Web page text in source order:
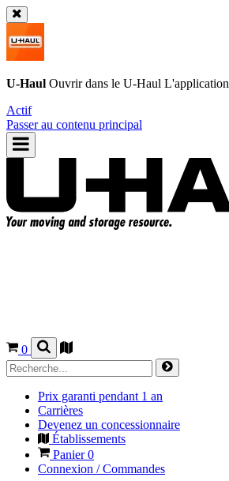
U-Haul Ouvrir dans le U-Haul L'application
Actif
Passer au contenu principal
0
Prix garanti pendant 1 an
Carrières
Devenez un concessionnaire
Établissements
Panier0
Connexion / Commandes